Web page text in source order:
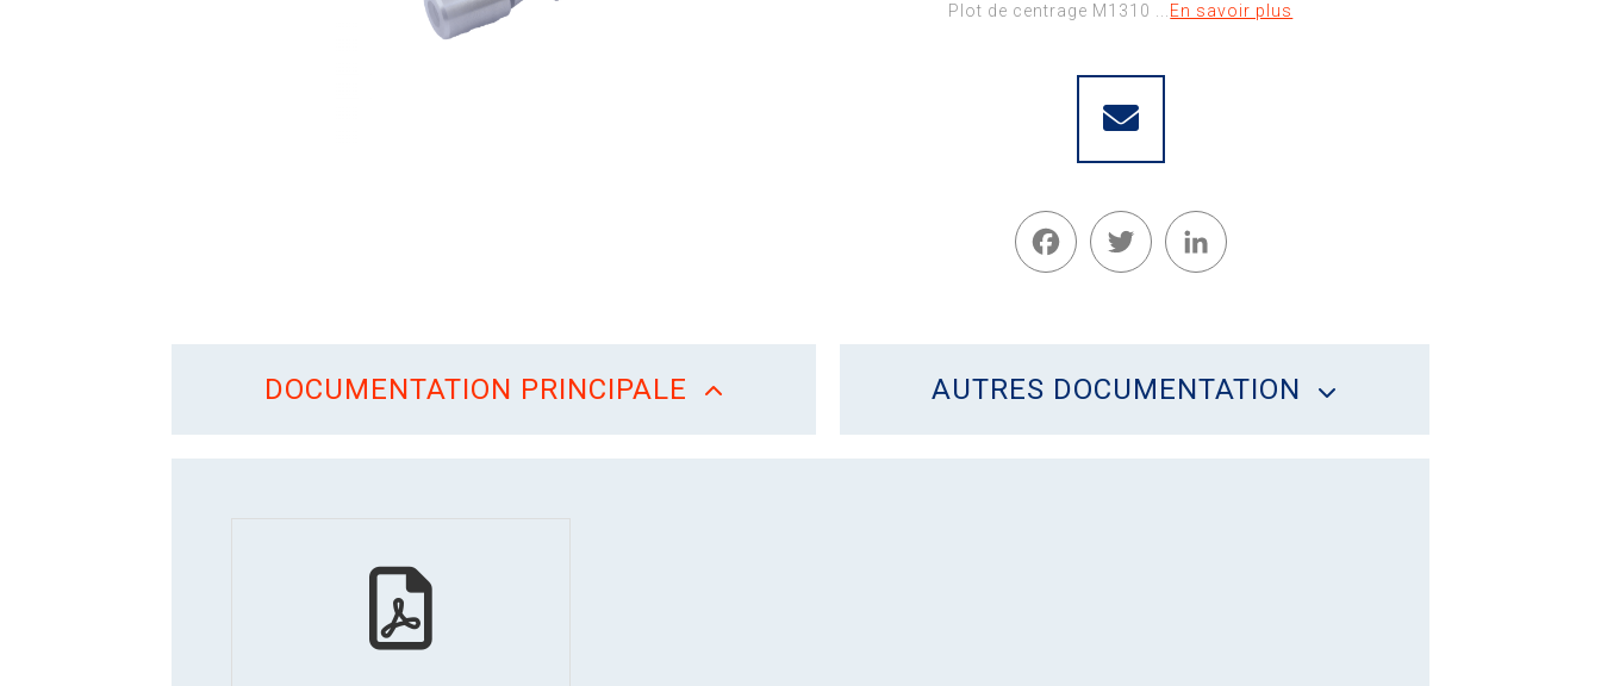
Plot de centrage M1310 ... En savoir plus
FacebookTwitter LinkedIn
DOCUMENTATION PRINCIPALE AUTRES DOCUMENTATION